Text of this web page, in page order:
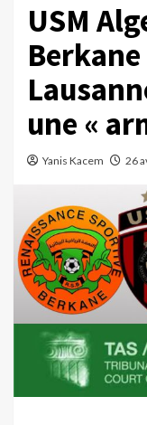
USM
une «
Yanis Kacem 26